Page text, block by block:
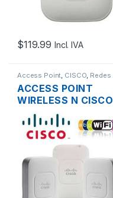
$119.99 Incl. IVA
Access Point, CISCO, Redes
ACCESS POINT
WIRELESS N CISCO
AIRONET AIR-
CAP702W-A-K9
DUAL BAND
600MBPS GIGABIT
SOPORTE POE Y
CONTROLADORA –
USADO